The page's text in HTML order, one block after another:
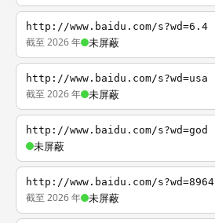
http://www.baidu.com/s?wd=6.4
截至 2026 年 未屏蔽
http://www.baidu.com/s?wd=usa
截至 2026 年 未屏蔽
http://www.baidu.com/s?wd=god
未屏蔽
http://www.baidu.com/s?wd=8964
截至 2026 年 未屏蔽